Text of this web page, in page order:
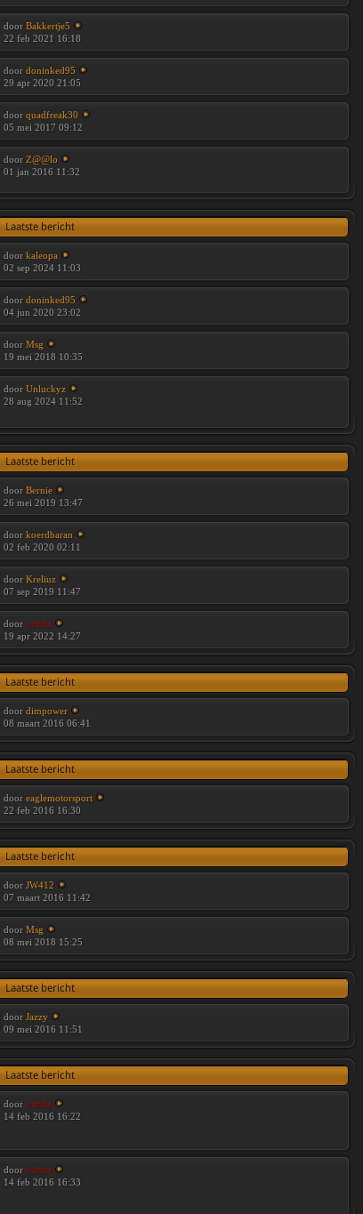
door Bakkertje5
22 feb 2021 16:18
door doninked95
29 apr 2020 21:05
door quadfreak30
05 mei 2017 09:12
door Z@@lo
01 jan 2016 11:32
Laatste bericht
door kaleopa
02 sep 2024 11:03
door doninked95
04 jun 2020 23:02
door Msg
19 mei 2018 10:35
door Unluckyz
28 aug 2024 11:52
Laatste bericht
door Bernie
26 mei 2019 13:47
door koerdbaran
02 feb 2020 02:11
door Kreliuz
07 sep 2019 11:47
door nimda
19 apr 2022 14:27
Laatste bericht
door dimpower
08 maart 2016 06:41
Laatste bericht
door eaglemotorsport
22 feb 2016 16:30
Laatste bericht
door JW412
07 maart 2016 11:42
door Msg
08 mei 2018 15:25
Laatste bericht
door Jazzy
09 mei 2016 11:51
Laatste bericht
door nimda
14 feb 2016 16:22
door nimda
14 feb 2016 16:33